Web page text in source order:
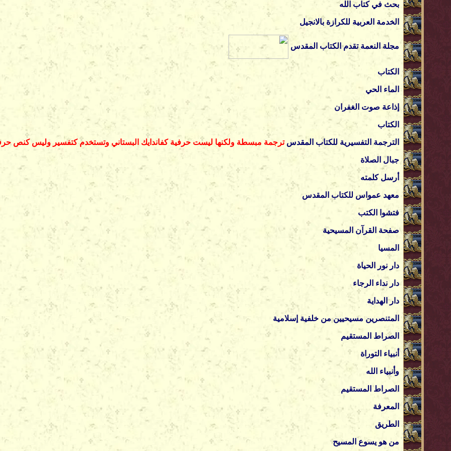
بحث في كتاب الله
الخدمة العربية للكرازة بالانجيل
مجلة النعمةتقدم الكتاب المقدس
الكتاب
الماء الحي
إذاعة صوت الغفران
الكتاب
الترجمة التفسيرية للكتاب المقدس ترجمة مبسطة ولكنها ليست حرفية كفاندايك البستاني وتستخدم كتفسير وليس كنص
جبال الصلاة
أرسل كلمته
معهد عمواس للكتاب المقدس
فتشوا الكتب
صفحة القرآن المسيحية
المسيا
دار نور الحياة
دار نداء الرجاء
دار الهداية
المتنصرين مسيحيين من خلفية إسلامية
الصراط المستقيم
أنبياء التوراة
وأنبياء الله
الصراط المستقيم
المعرفة
الطريق
من هو يسوع المسيح